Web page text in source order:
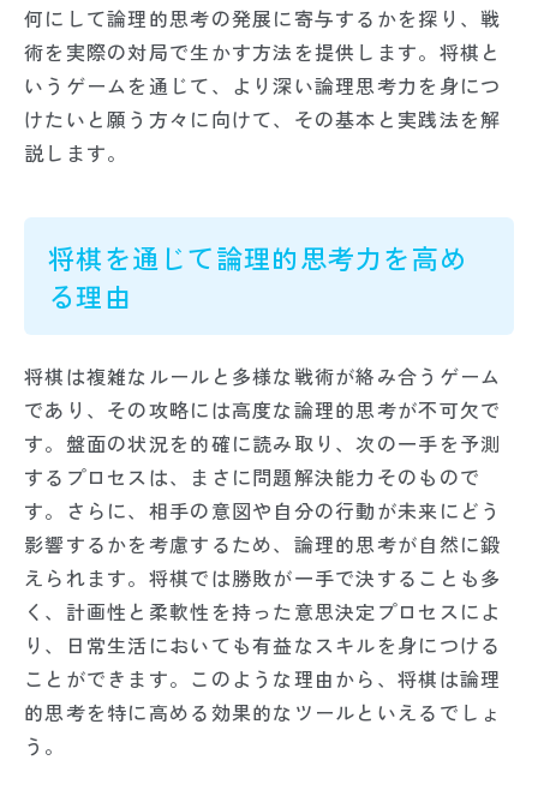
何にして論理的思考の発展に寄与するかを探り、戦
術を実際の対局で生かす方法を提供します。将棋と
いうゲームを通じて、より深い論理思考力を身につ
けたいと願う方々に向けて、その基本と実践法を解
説します。
将棋を通じて論理的思考力を高め
る理由
将棋は複雑なルールと多様な戦術が絡み合うゲーム
であり、その攻略には高度な論理的思考が不可欠で
す。盤面の状況を的確に読み取り、次の一手を予測
するプロセスは、まさに問題解決能力そのもので
す。さらに、相手の意図や自分の行動が未来にどう
影響するかを考慮するため、論理的思考が自然に鍛
えられます。将棋では勝敗が一手で決することも多
く、計画性と柔軟性を持った意思決定プロセスによ
り、日常生活においても有益なスキルを身につける
ことができます。このような理由から、将棋は論理
的思考を特に高める効果的なツールといえるでしょ
う。